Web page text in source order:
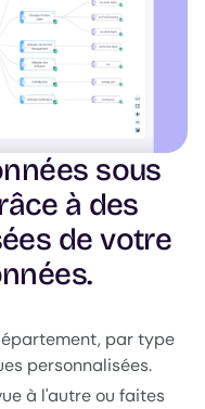
sous
à des
de votre
par type
personnalisées.
à l'autre ou faites